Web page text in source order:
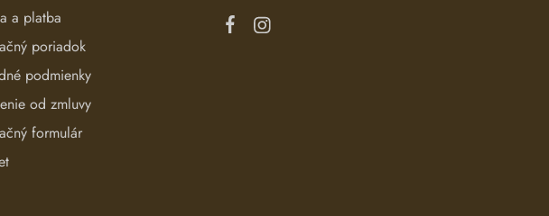
a platba
poriadok
podmienky
od zmluvy
formulár